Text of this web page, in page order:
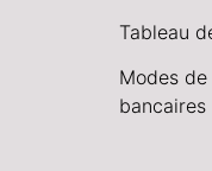
Tableau
Modes
bancaires